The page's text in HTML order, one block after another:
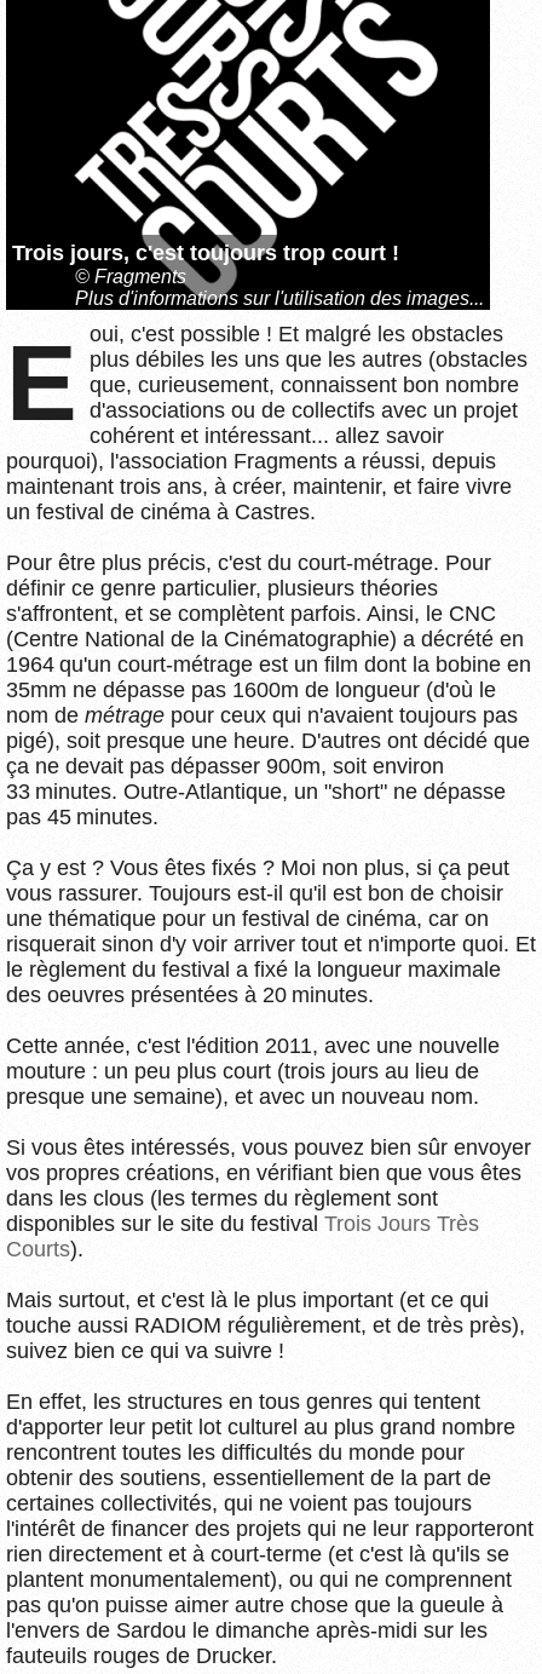
Trois jours, c'est toujours trop court !
© Fragments
Plus d'informations sur l'utilisation des images...
E
oui, c'est possible ! Et malgré les obstacles
plus débiles les uns que les autres (obstacles
que, curieusement, connaissent bon nombre
d'associations ou de collectifs avec un projet
cohérent et intéressant... allez savoir
pourquoi), l'association Fragments a réussi, depuis
maintenant trois ans, à créer, maintenir, et faire vivre
un festival de cinéma à Castres.
Pour être plus précis, c'est du court-métrage. Pour
définir ce genre particulier, plusieurs théories
s'affrontent, et se complètent parfois. Ainsi, le CNC
(Centre National de la Cinématographie) a décrété en
1964 qu'un court-métrage est un film dont la bobine en
35mm ne dépasse pas 1600m de longueur (d'où le
nom de métrage pour ceux qui n'avaient toujours pas
pigé), soit presque une heure. D'autres ont décidé que
ça ne devait pas dépasser 900m, soit environ
33 minutes. Outre-Atlantique, un "short" ne dépasse
pas 45 minutes.
Ça y est ? Vous êtes fixés ? Moi non plus, si ça peut
vous rassurer. Toujours est-il qu'il est bon de choisir
une thématique pour un festival de cinéma, car on
risquerait sinon d'y voir arriver tout et n'importe quoi. Et
le règlement du festival a fixé la longueur maximale
des oeuvres présentées à 20 minutes.
Cette année, c'est l'édition 2011, avec une nouvelle
mouture : un peu plus court (trois jours au lieu de
presque une semaine), et avec un nouveau nom.
Si vous êtes intéressés, vous pouvez bien sûr envoyer
vos propres créations, en vérifiant bien que vous êtes
dans les clous (les termes du règlement sont
disponibles sur le site du festival Trois Jours Très
Courts).
Mais surtout, et c'est là le plus important (et ce qui
touche aussi RADIOM régulièrement, et de très près),
suivez bien ce qui va suivre !
En effet, les structures en tous genres qui tentent
d'apporter leur petit lot culturel au plus grand nombre
rencontrent toutes les difficultés du monde pour
obtenir des soutiens, essentiellement de la part de
certaines collectivités, qui ne voient pas toujours
l'intérêt de financer des projets qui ne leur rapporteront
rien directement et à court-terme (et c'est là qu'ils se
plantent monumentalement), ou qui ne comprennent
pas qu'on puisse aimer autre chose que la gueule à
l'envers de Sardou le dimanche après-midi sur les
fauteuils rouges de Drucker.